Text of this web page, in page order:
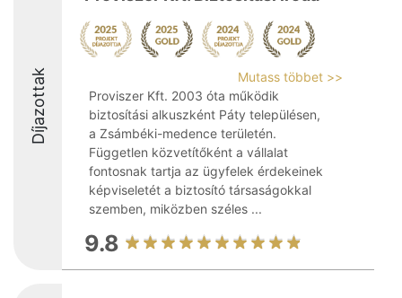
Díjazottak
Mutass többet >>
Proviszer Kft. 2003 óta működik
biztosítási alkuszként Páty településen,
a Zsámbéki-medence területén.
Független közvetítőként a vállalat
fontosnak tartja az ügyfelek érdekeinek
képviseletét a biztosító társaságokkal
szemben, miközben széles ...
9.8